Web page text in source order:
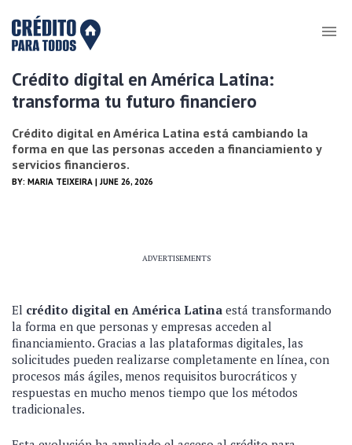
Crédito digital en América Latina:
transforma tu futuro financiero
Crédito digital en América Latina está cambiando la
forma en que las personas acceden a financiamiento y
servicios financieros.
BY: MARIA TEIXEIRA | JUNE 26, 2026
ADVERTISEMENTS
El crédito digital en América Latina está transformando
la forma en que personas y empresas acceden al
financiamiento. Gracias a las plataformas digitales, las
solicitudes pueden realizarse completamente en línea, con
procesos más ágiles, menos requisitos burocráticos y
respuestas en mucho menos tiempo que los métodos
tradicionales.